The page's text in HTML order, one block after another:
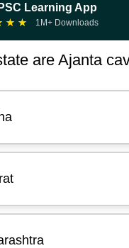
Learning App
★ ★ 1M+ Downloads
are Ajanta